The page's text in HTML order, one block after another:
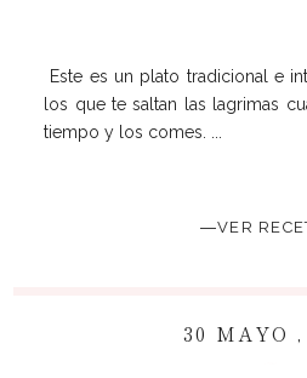
Este es un plato tradicional e
los que te saltan las lagrimas
tiempo y los comes. ...
―VER
30 MAYO ,